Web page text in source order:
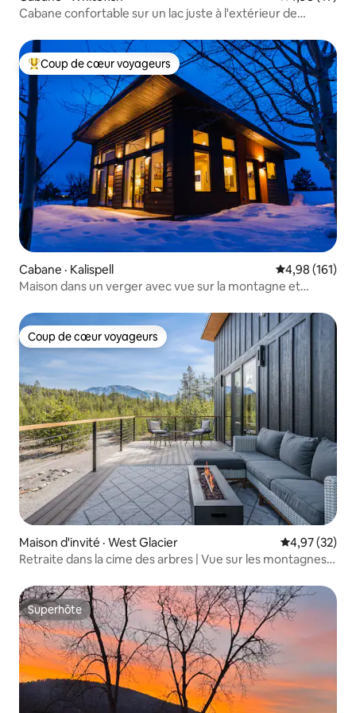
Cabane confortable sur un lac juste à l'extérieur de
Coup de cœur voyageurs parmi les plus aimés
Coup de cœur voyageurs
Cabane · Kalispell Note
4,98 (161)
Maison dans un verger avec vue sur la montagne et
Coup de cœur voyageurs
Coup de cœur voyageurs
Maison d'invité · West Glacier Note
4,97 (32)
Retraite dans la cime des arbres | Vue sur les montagnes |
Superhôte
Superhôte